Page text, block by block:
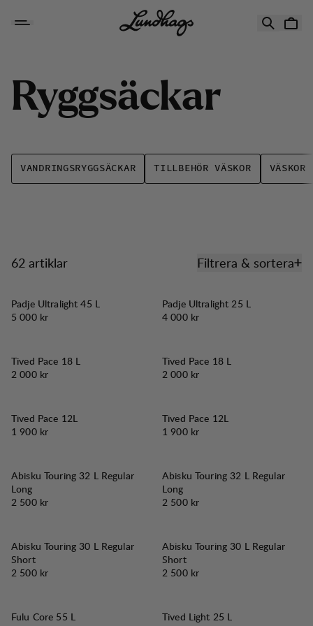
Ryggsäckar
VANDRINGSRYGGSÄCKAR TILLBEHÖR VÄSKOR VÄSKOR
62 artiklar Filtrera & sortera
Produkter
Padje Ultralight 45 L
Pris:
5 000 kr
Padje Ultralight 25 L
Pris:
4 000 kr
Tived Pace 18 L
Pris:
2 000 kr
Tived Pace 18 L
Pris:
2 000 kr
Tived Pace 12L
Pris:
1 900 kr
Tived Pace 12L
Pris:
1 900 kr
Abisku Touring 32 L Regular
Long
Pris:
2 500 kr
Abisku Touring 32 L Regular
Long
Pris:
2 500 kr
Abisku Touring 30 L Regular
Short
Pris:
2 500 kr
Abisku Touring 30 L Regular
Short
Pris:
2 500 kr
Fulu Core 55 L
Tived Light 25 L